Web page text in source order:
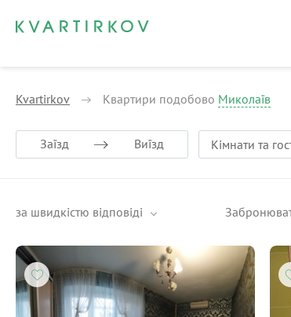
Kvartirkov Квартири подобово Миколаїв
Заїзд Виїзд Кімнати та
за швидкістю відповіді